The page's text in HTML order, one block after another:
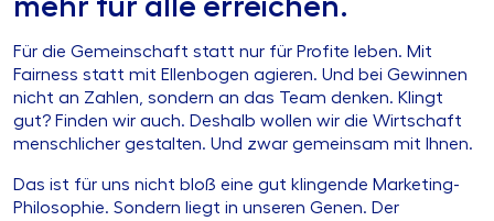
mehr für alle erreichen.
Für die Gemeinschaft statt nur für Profite leben. Mit
Fairness statt mit Ellenbogen agieren. Und bei Gewinnen
nicht an Zahlen, sondern an das Team denken. Klingt
gut? Finden wir auch. Deshalb wollen wir die Wirtschaft
menschlicher gestalten. Und zwar gemeinsam mit Ihnen.
Das ist für uns nicht bloß eine gut klingende Marketing-
Philosophie. Sondern liegt in unseren Genen. Der